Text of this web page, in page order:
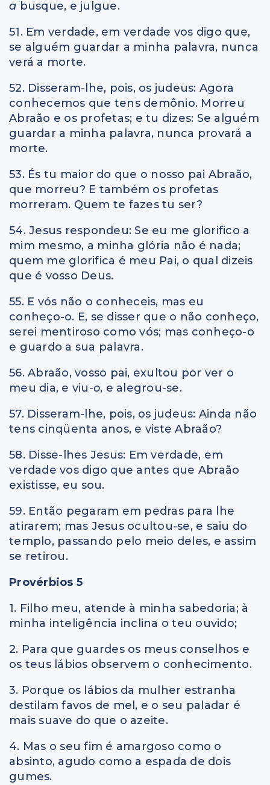
a busque, e julgue.
51. Em verdade, em verdade vos digo que,
se alguém guardar a minha palavra, nunca
verá a morte.
52. Disseram-lhe, pois, os judeus: Agora
conhecemos que tens demônio. Morreu
Abraão e os profetas; e tu dizes: Se alguém
guardar a minha palavra, nunca provará a
morte.
53. És tu maior do que o nosso pai Abraão,
que morreu? E também os profetas
morreram. Quem te fazes tu ser?
54. Jesus respondeu: Se eu me glorifico a
mim mesmo, a minha glória não é nada;
quem me glorifica é meu Pai, o qual dizeis
que é vosso Deus.
55. E vós não o conheceis, mas eu
conheço-o. E, se disser que o não conheço,
serei mentiroso como vós; mas conheço-o
e guardo a sua palavra.
56. Abraão, vosso pai, exultou por ver o
meu dia, e viu-o, e alegrou-se.
57. Disseram-lhe, pois, os judeus: Ainda não
tens cinqüenta anos, e viste Abraão?
58. Disse-lhes Jesus: Em verdade, em
verdade vos digo que antes que Abraão
existisse, eu sou.
59. Então pegaram em pedras para lhe
atirarem; mas Jesus ocultou-se, e saiu do
templo, passando pelo meio deles, e assim
se retirou.
Provérbios 5
1. Filho meu, atende à minha sabedoria; à
minha inteligência inclina o teu ouvido;
2. Para que guardes os meus conselhos e
os teus lábios observem o conhecimento.
3. Porque os lábios da mulher estranha
destilam favos de mel, e o seu paladar é
mais suave do que o azeite.
4. Mas o seu fim é amargoso como o
absinto, agudo como a espada de dois
gumes.